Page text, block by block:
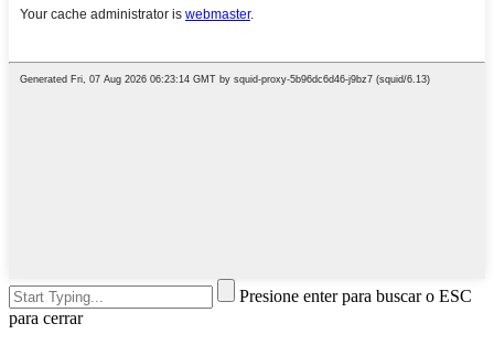
Presione enter para buscar o ESC
para cerrar